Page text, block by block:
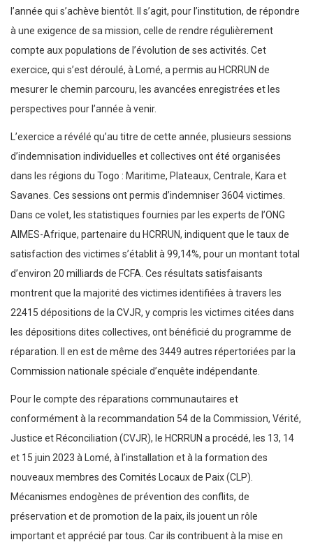
l’année qui s’achève bientôt. Il s’agit, pour l’institution, de répondre
à une exigence de sa mission, celle de rendre régulièrement
compte aux populations de l’évolution de ses activités. Cet
exercice, qui s’est déroulé, à Lomé, a permis au HCRRUN de
mesurer le chemin parcouru, les avancées enregistrées et les
perspectives pour l’année à venir.
L’exercice a révélé qu’au titre de cette année, plusieurs sessions
d’indemnisation individuelles et collectives ont été organisées
dans les régions du Togo : Maritime, Plateaux, Centrale, Kara et
Savanes. Ces sessions ont permis d’indemniser 3604 victimes.
Dans ce volet, les statistiques fournies par les experts de l’ONG
AIMES-Afrique, partenaire du HCRRUN, indiquent que le taux de
satisfaction des victimes s’établit à 99,14%, pour un montant total
d’environ 20 milliards de FCFA. Ces résultats satisfaisants
montrent que la majorité des victimes identifiées à travers les
22415 dépositions de la CVJR, y compris les victimes citées dans
les dépositions dites collectives, ont bénéficié du programme de
réparation. Il en est de même des 3449 autres répertoriées par la
Commission nationale spéciale d’enquête indépendante.
Pour le compte des réparations communautaires et
conformément à la recommandation 54 de la Commission, Vérité,
Justice et Réconciliation (CVJR), le HCRRUN a procédé, les 13, 14
et 15 juin 2023 à Lomé, à l’installation et à la formation des
nouveaux membres des Comités Locaux de Paix (CLP).
Mécanismes endogènes de prévention des conflits, de
préservation et de promotion de la paix, ils jouent un rôle
important et apprécié par tous. Car ils contribuent à la mise en